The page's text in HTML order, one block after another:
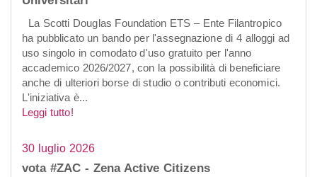
La Scotti Douglas Foundation ETS – Ente Filantropico
ha pubblicato un bando per l'assegnazione di 4 alloggi ad
uso singolo in comodato d'uso gratuito per l'anno
accademico 2026/2027, con la possibilità di beneficiare
anche di ulteriori borse di studio o contributi economici.
L'iniziativa è...
Leggi tutto!
30 luglio 2026
vota #ZAC - Zena Active Citizens